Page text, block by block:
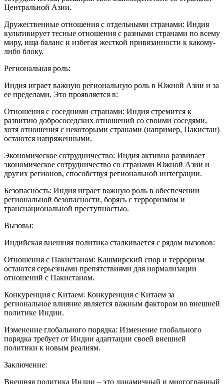
Центральной Азии.
Дружественные отношения с отдельными странами: Индия
культивирует тесные отношения с разными странами по всему
миру, ища баланс и избегая жесткой привязанности к какому-
либо блоку.
Региональная роль:
Индия играет важную региональную роль в Южной Азии и за
ее пределами. Это проявляется в:
Отношения с соседними странами: Индия стремится к
развитию добрососедских отношений со своими соседями,
хотя отношения с некоторыми странами (например, Пакистан)
остаются напряженными.
Экономическое сотрудничество: Индия активно развивает
экономическое сотрудничество со странами Южной Азии и
других регионов, способствуя региональной интеграции.
Безопасность: Индия играет важную роль в обеспечении
региональной безопасности, борясь с терроризмом и
транснациональной преступностью.
Вызовы:
Индийская внешняя политика сталкивается с рядом вызовов:
Отношения с Пакистаном: Кашмирский спор и терроризм
остаются серьезными препятствиями для нормализации
отношений с Пакистаном.
Конкуренция с Китаем: Конкуренция с Китаем за
региональное влияние является важным фактором во внешней
политике Индии.
Изменение глобального порядка: Изменение глобального
порядка требует от Индии адаптации своей внешней
политики к новым реалиям.
Заключение:
Внешняя политика Индии – это динамичный и многогранный